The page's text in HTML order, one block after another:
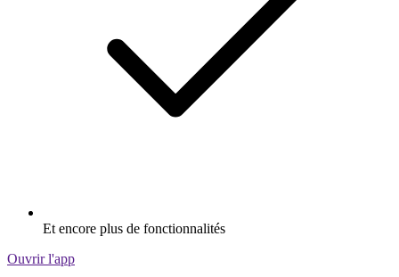
Et encore plus de fonctionnalités
Ouvrir l'app